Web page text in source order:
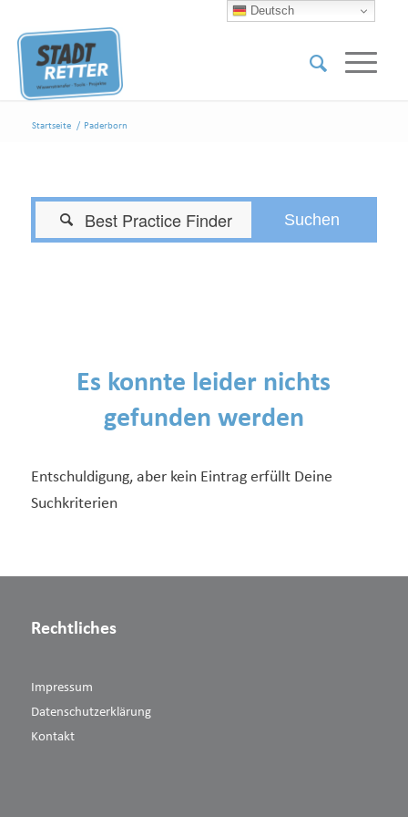
Startseite / Paderborn

Es konnte leider nichts
gefunden werden
Entschuldigung, aber kein Eintrag erfüllt Deine
Suchkriterien
Rechtliches
Impressum
Datenschutzerklärung
Kontakt
Deutsch